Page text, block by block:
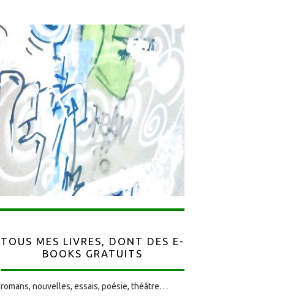
TOUS MES LIVRES, DONT DES E-
BOOKS GRATUITS
romans, nouvelles, essais, poésie, théâtre…